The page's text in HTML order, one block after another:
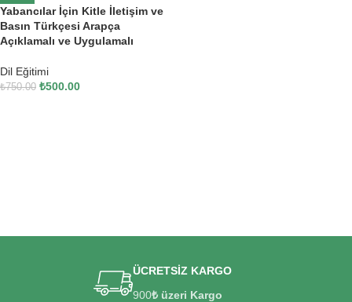
Yabancılar İçin Kitle İletişim ve
Basın Türkçesi Arapça
Açıklamalı ve Uygulamalı
Dil Eğitimi
₺750.00 ₺500.00
ÜCRETSİZ KARGO
900₺ üzeri Kargo